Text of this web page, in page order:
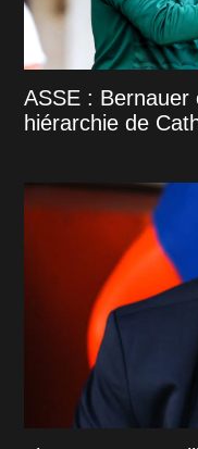
ASSE :
hiérarchie de